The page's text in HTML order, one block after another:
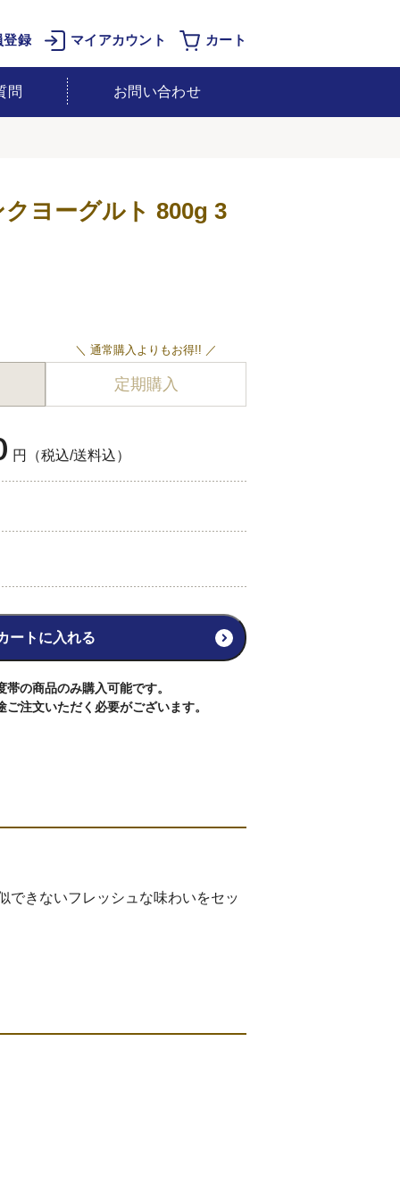
登録 マイアカウント カート
問 お問い合わせ
ヨーグルト 800g 3
＼ 通常購入よりもお得!! ／
定期購入
円（税込/送料込）
ートに入れる
の商品のみ購入可能です。
注文いただく必要がございます。
できないフレッシュな味わいをセッ